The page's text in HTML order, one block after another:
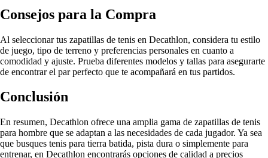
Consejos para la Compra
Al seleccionar tus zapatillas de tenis en Decathlon, considera tu estilo
de juego, tipo de terreno y preferencias personales en cuanto a
comodidad y ajuste. Prueba diferentes modelos y tallas para asegurarte
de encontrar el par perfecto que te acompañará en tus partidos.
Conclusión
En resumen, Decathlon ofrece una amplia gama de zapatillas de tenis
para hombre que se adaptan a las necesidades de cada jugador. Ya sea
que busques tenis para tierra batida, pista dura o simplemente para
entrenar, en Decathlon encontrarás opciones de calidad a precios